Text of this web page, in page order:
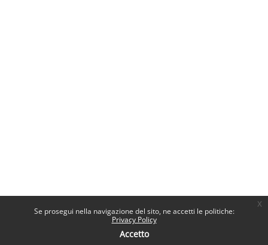
Se prosegui nella navigazione del sito, ne accetti le politiche:
Privacy Policy
Accetto
x